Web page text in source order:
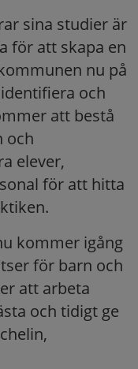
sina studier är
för att skapa en
nu på
och
att bestå
och
elever,
för att hitta
kommer igång
för barn och
att arbeta
och tidigt ge